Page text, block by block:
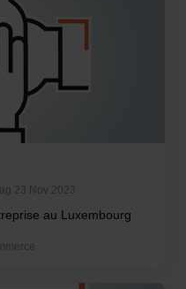
23 Nov 2023
au Luxembourg